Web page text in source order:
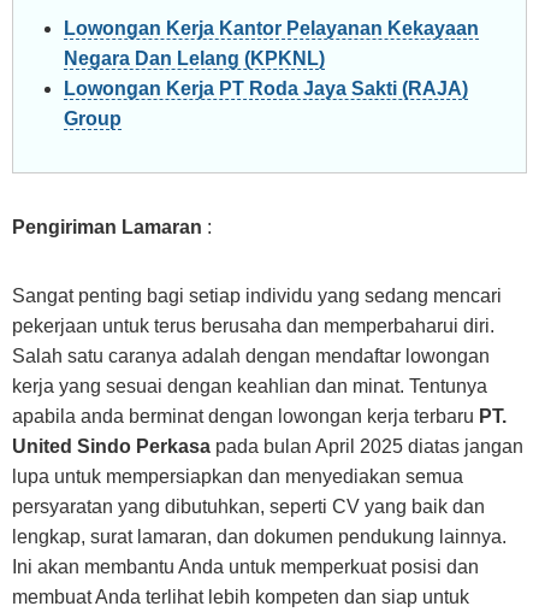
Lowongan Kerja Kantor Pelayanan Kekayaan
Negara Dan Lelang (KPKNL)
Lowongan Kerja PT Roda Jaya Sakti (RAJA)
Group
Pengiriman Lamaran :
Sangat penting bagi setiap individu yang sedang mencari
pekerjaan untuk terus berusaha dan memperbaharui diri.
Salah satu caranya adalah dengan mendaftar lowongan
kerja yang sesuai dengan keahlian dan minat. Tentunya
apabila anda berminat dengan lowongan kerja terbaru PT.
United Sindo Perkasa pada bulan April 2025 diatas jangan
lupa untuk mempersiapkan dan menyediakan semua
persyaratan yang dibutuhkan, seperti CV yang baik dan
lengkap, surat lamaran, dan dokumen pendukung lainnya.
Ini akan membantu Anda untuk memperkuat posisi dan
membuat Anda terlihat lebih kompeten dan siap untuk